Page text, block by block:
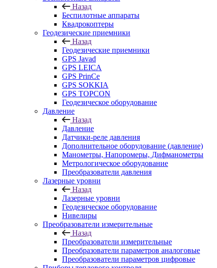
Назад
Беспилотные аппараты
Квадрокоптеры
Геодезические приемники
Назад
Геодезические приемники
GPS Javad
GPS LEICA
GPS PrinCe
GPS SOKKIA
GPS TOPCON
Геодезическое оборудование
Давление
Назад
Давление
Датчики-реле давления
Дополнительное оборудование (давление)
Манометры, Напоромеры, Дифманометры
Метрологическое оборудование
Преобразователи давления
Лазерные уровни
Назад
Лазерные уровни
Геодезическое оборудование
Нивелиры
Преобразователи измерительные
Назад
Преобразователи измерительные
Преобразователи параметров аналоговые
Преобразователи параметров цифровые